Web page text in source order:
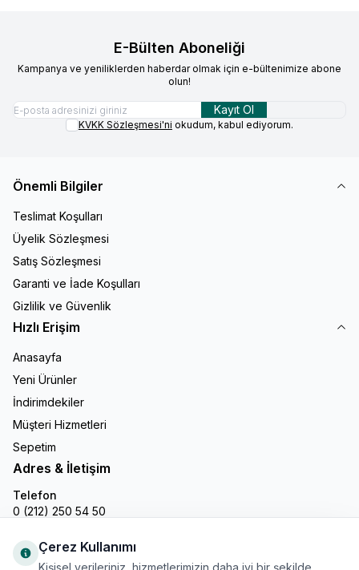
E-Bülten Aboneliği
Kampanya ve yeniliklerden haberdar olmak için e-bültenimize abone
olun!
Kayıt Ol
KVKK Sözleşmesi'ni okudum, kabul ediyorum.
Önemli Bilgiler
Teslimat Koşulları
Üyelik Sözleşmesi
Satış Sözleşmesi
Garanti ve İade Koşulları
Gizlilik ve Güvenlik
Hızlı Erişim
Anasayfa
Yeni Ürünler
İndirimdekiler
Müşteri Hizmetleri
Sepetim
Adres & İletişim
Telefon
0 (212) 250 54 50
info@gastronline.com
Çerez Kullanımı
Kişisel verileriniz, hizmetlerimizin daha iyi bir şekilde